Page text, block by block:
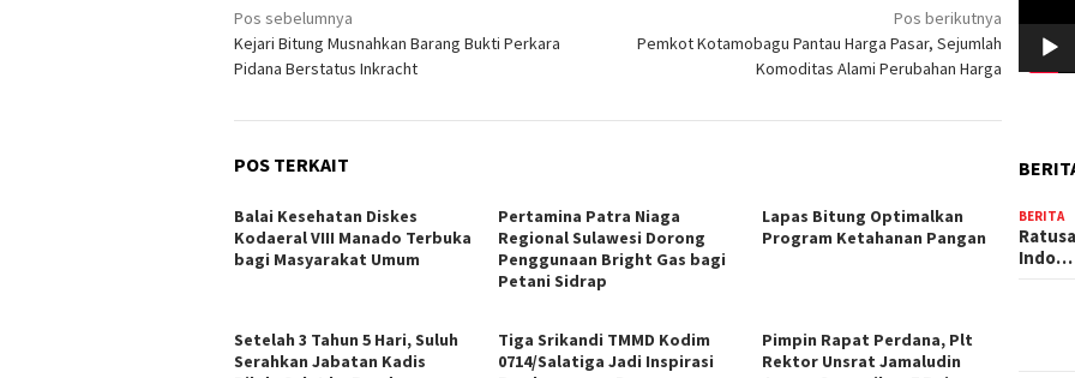
Navigasi
pos
Pos sebelumnya
Kejari Bitung Musnahkan Barang Bukti Perkara
Pidana Berstatus Inkracht
Pos berikutnya
Pemkot Kotamobagu Pantau Harga Pasar, Sejumlah
Komoditas Alami Perubahan Harga
POS TERKAIT
Balai Kesehatan Diskes
Kodaeral VIII Manado Terbuka
bagi Masyarakat Umum
Pertamina Patra Niaga
Regional Sulawesi Dorong
Penggunaan Bright Gas bagi
Petani Sidrap
Lapas Bitung Optimalkan
Program Ketahanan Pangan
Setelah 3 Tahun 5 Hari, Suluh
Serahkan Jabatan Kadis
Tiga Srikandi TMMD Kodim
0714/Salatiga Jadi Inspirasi
Pimpin Rapat Perdana, Plt
Rektor Unsrat Jamaludin
BERITA
Indo…